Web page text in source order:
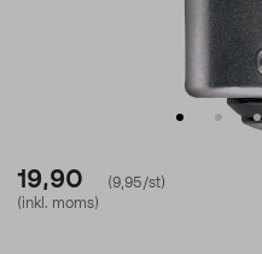
19,90
(9,95/st)
(inkl. moms)